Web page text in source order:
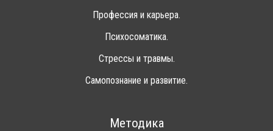
Профессия и карьера.
Психосоматика.
Стрессы и травмы.
Самопознание и развитие.
Методика